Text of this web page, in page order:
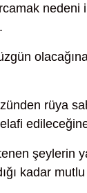
nedeni
rüya
şeylerin
kadar mutlu